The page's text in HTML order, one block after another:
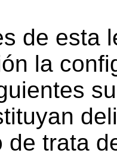
de esta
la
de trata